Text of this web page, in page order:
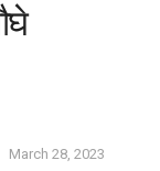
March 28, 2023